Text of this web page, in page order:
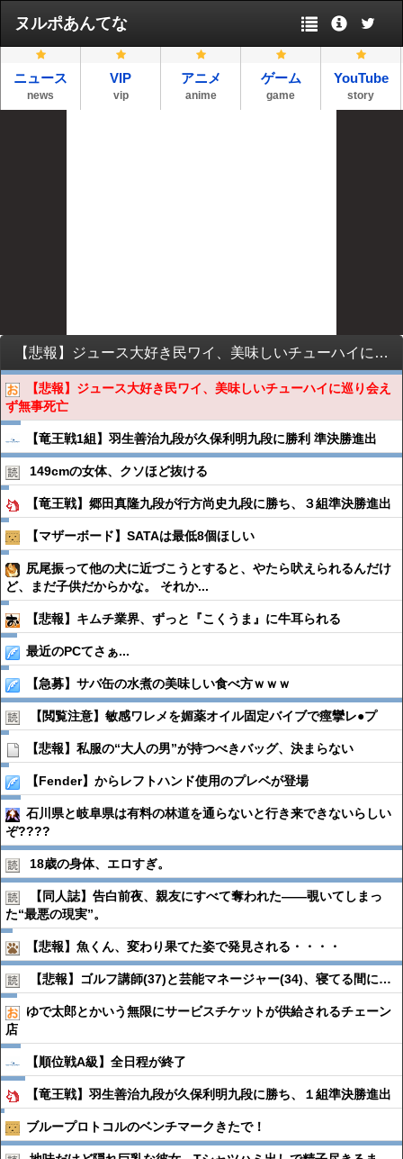
ヌルポあんてな
ニュース
news
VIP
vip
アニメ
anime
ゲーム
game
YouTube
story
【悲報】ジュース大好き民ワイ、美味しいチューハイに巡り会えず無事死亡
【悲報】ジュース大好き民ワイ、美味しいチューハイに巡り会え
ず無事死亡
【竜王戦1組】羽生善治九段が久保利明九段に勝利 準決勝進出
149cmの女体、クソほど抜ける
【竜王戦】郷田真隆九段が行方尚史九段に勝ち、３組準決勝進出
【マザーボード】SATAは最低8個ほしい
尻尾振って他の犬に近づこうとすると、やたら吠えられるんだけ
ど、まだ子供だからかな。 それか...
【悲報】キムチ業界、ずっと『こくうま』に牛耳られる
最近のPCてさぁ...
【急募】サバ缶の水煮の美味しい食べ方ｗｗｗ
【閲覧注意】敏感ワレメを媚薬オイル固定バイブで痙攣レ●︎プ
【悲報】私服の“大人の男”が持つべきバッグ、決まらない
【Fender】からレフトハンド使用のプレベが登場
石川県と岐阜県は有料の林道を通らないと行き来できないらしい
ぞ????
18歳の身体、エロすぎ。
【同人誌】告白前夜、親友にすべて奪われた――覗いてしまっ
た“最悪の現実”。
【悲報】魚くん、変わり果てた姿で発見される・・・・
【悲報】ゴルフ講師(37)と芸能マネージャー(34)、寝てる間に…
ゆで太郎とかいう無限にサービスチケットが供給されるチェーン
店
【順位戦A級】全日程が終了
【竜王戦】羽生善治九段が久保利明九段に勝ち、１組準決勝進出
ブループロトコルのベンチマークきたで！